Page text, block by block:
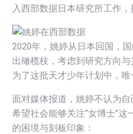
入西部数据日本研究所工作，
2020年，姚婷从日本回国，
出橄榄枝，考虑到研究方向
为了这批天才少年计划中，唯
面对媒体报道，姚婷不认为
希望社会能够关注“女博士”这
的困境与刻板印象：